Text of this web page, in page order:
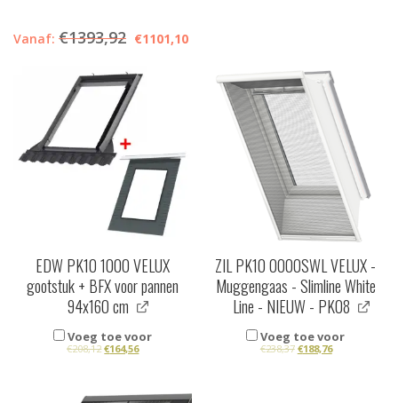
Vanaf: €1393,92 €1101,10
EDW PK10 1000 VELUX
gootstuk + BFX voor pannen
94x160 cm
Voeg toe voor
€208,12 €164,56
ZIL PK10 0000SWL VELUX -
Muggengaas - Slimline White
Line - NIEUW - PK08
Voeg toe voor
€238,37 €188,76